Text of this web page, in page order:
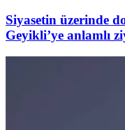
Siyasetin üzerinde
Geyikli’ye anlamlı